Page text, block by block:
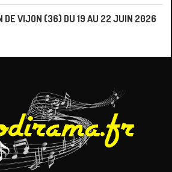
DE VIJON (36) DU 19 AU 22 JUIN 2026